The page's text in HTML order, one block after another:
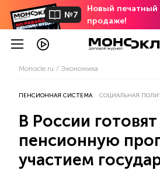
№7
Новый печатный
продаже!
Monocle.ru Экономика
ПЕНСИОННАЯ СИСТЕМА СОЦИАЛЬНАЯ
В России
пенсионную
участием